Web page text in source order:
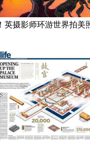
英摄影师环游世界拍美